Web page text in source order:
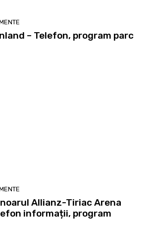
– Telefon, program parc
Allianz-Tiriac Arena
informații, program